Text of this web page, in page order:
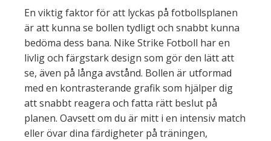
En viktig faktor för att lyckas på fotbollsplanen
är att kunna se bollen tydligt och snabbt kunna
bedöma dess bana. Nike Strike Fotboll har en
livlig och färgstark design som gör den lätt att
se, även på långa avstånd. Bollen är utformad
med en kontrasterande grafik som hjälper dig
att snabbt reagera och fatta rätt beslut på
planen. Oavsett om du är mitt i en intensiv match
eller övar dina färdigheter på träningen,